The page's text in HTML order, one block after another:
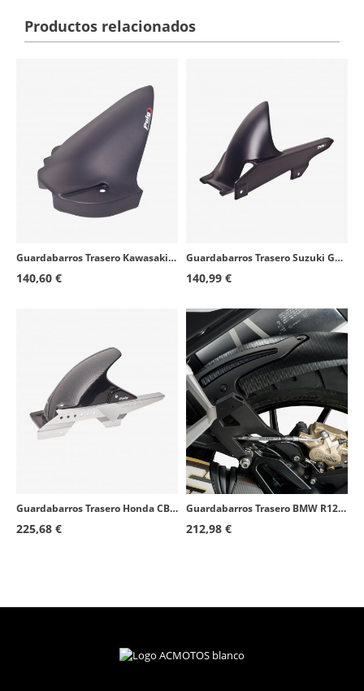
Productos relacionados
Guardabarros Trasero Kawasaki Versys 650 (07-26) Negro mate Puig 4407J
140,60 €
Guardabarros Trasero Suzuki GSF1250 Bandit/S Bandit (07-13), GSX1250F/FA (10-16) Negro mate Puig 4409J
140,99 €
Guardabarros Trasero Honda CB1300 (02-10) Símil carbono Puig 1638C
225,68 €
Guardabarros Trasero BMW R1200GS/Adventure (18), R1250GS/Adventure (18-24) Símil carbono Puig 1947C
212,98 €